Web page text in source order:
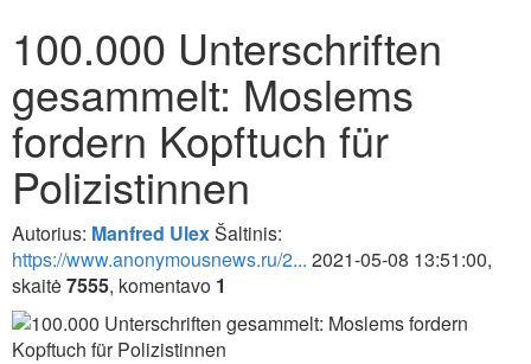
100.000 Unterschriften
gesammelt: Moslems
fordern Kopftuch für
Polizistinnen
Autorius: Manfred UlexŠaltinis:
https://www.anonymousnews.ru/2... 2021-05-08 13:51:00,
skaitė7555, komentavo 1